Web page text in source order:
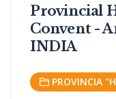
Provincial
Convent -
INDIA
PROVINCIA